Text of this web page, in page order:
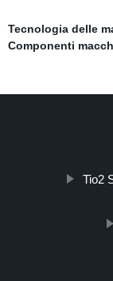
Tecnologia delle
Componenti
Tio2